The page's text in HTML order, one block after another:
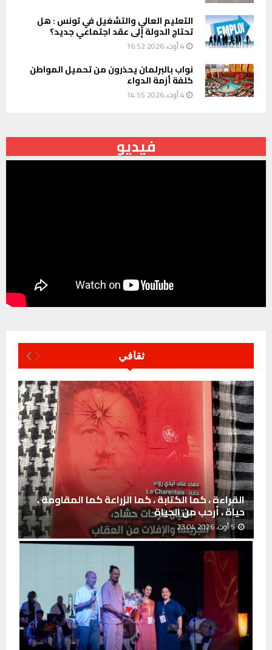
التعليم العالي والتشغيل في تونس : هل
تحتاج الدولة إلى عقد اجتماعي جديد؟
4 أوت، 2026 16:52
نواب بالبرلمان يحذرون من تحميل المواطن
كلفة أزمة الدواء
4 أوت، 2026 14:55
فيديو
ثقافي
ا
القراءة ، كما الكتابة ، كما الزراعة كما المقاومة ،
حياة ، أرحب من الحياة
5 أوت، 2026 23:04